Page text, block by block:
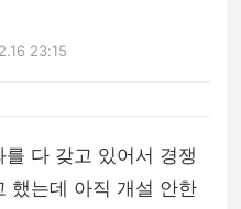
23:15
다 갖고 있어서 경쟁
했는데 아직 개설 안한